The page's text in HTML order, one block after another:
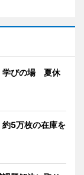
学びの場 夏休
5万枚の在庫を